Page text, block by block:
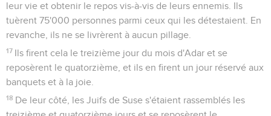
leur vie et obtenir le repos vis-à-vis de leurs ennemis. Ils
tuèrent 75'000 personnes parmi ceux qui les détestaient. En
revanche, ils ne se livrèrent à aucun pillage.
17 Ils firent cela le treizième jour du mois d'Adar et se
reposèrent le quatorzième, et ils en firent un jour réservé aux
banquets et à la joie.
18 De leur côté, les Juifs de Suse s'étaient rassemblés les